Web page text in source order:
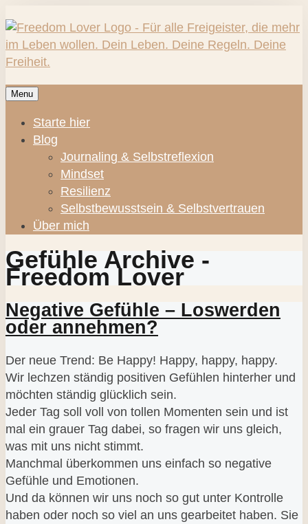
Menu
Starte hier
Blog
Journaling & Selbstreflexion
Mindset
Resilienz
Selbstbewusstsein & Selbstvertrauen
Über mich
Gefühle Archive -
Freedom Lover
Negative Gefühle – Loswerden
oder annehmen?
Der neue Trend: Be Happy! Happy, happy, happy.
Wir lechzen ständig positiven Gefühlen hinterher und
möchten ständig glücklich sein.
Jeder Tag soll voll von tollen Momenten sein und ist
mal ein grauer Tag dabei, so fragen wir uns gleich,
was mit uns nicht stimmt.
Manchmal überkommen uns einfach so negative
Gefühle und Emotionen.
Und da können wir uns noch so gut unter Kontrolle
haben oder noch so viel an uns gearbeitet haben. Sie